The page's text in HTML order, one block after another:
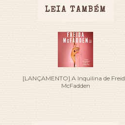
LEIA TAMBÉM
[LANÇAMENTO] A Inquilina de
McFadden